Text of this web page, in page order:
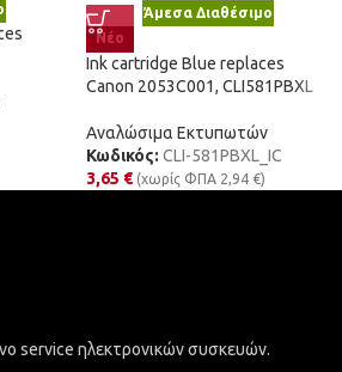
Άμεσα Διαθέσιμο
Νέο
Ink cartridge Blue replaces
Canon 2053C001, CLI581PBXL
Αναλώσιμα Εκτυπωτών
Κωδικός: CLI-581PBXL_IC
3,65 € (χωρίς ΦΠΑ 2,94 €)
service ηλεκτρονικών συσκευών.